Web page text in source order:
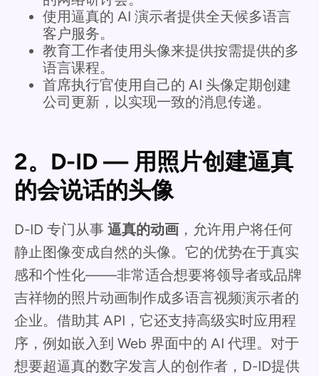
使用逼真的 AI 演示者提供全天候多语言
客户服务。
教育工作者使用头像来提供按需提供的多
语言课程。
首席执行官使用自己的 AI 头像定期创建
公司更新，以实现一致的消息传递。
2。D-ID — 用照片创建逼真
的会说话的头像
D-ID 专门从事 逼真的动画 ，允许用户将任何
静止图像变成自然的头像。它的优势在于真实
感和个性化——非常适合想要将领导者或品牌
吉祥物的照片动画制作成多语言视频演示者的
企业。借助其 API，它还支持高级实时应用程
序，例如嵌入到 Web 界面中的 AI 代理。对于
想要超逼真的数字发言人的创作者，D-ID提供